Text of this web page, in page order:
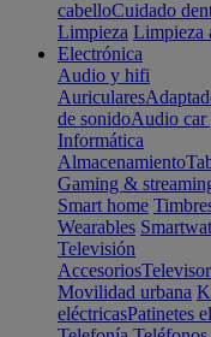
cabelloCuidado
Limpieza Limpieza
Electrónica
Audio y hifi
Auriculares
de sonidoAudio car
Informática
Almacenamiento
Gaming &
Smart home
Wearables
Televisión
Accesorios
Movilidad urbana
eléctricasPatinetes